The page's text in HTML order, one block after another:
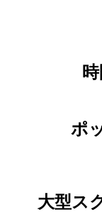
ポ
大型ス